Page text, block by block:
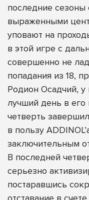
последние сезоны
выраженными
уповают на
в этой игре с
совершенно не
попадания из 18,
Родион Осадчий,
лучший день в его
четверть
в пользу
заключительным
В последней
серьезно
постаравшись